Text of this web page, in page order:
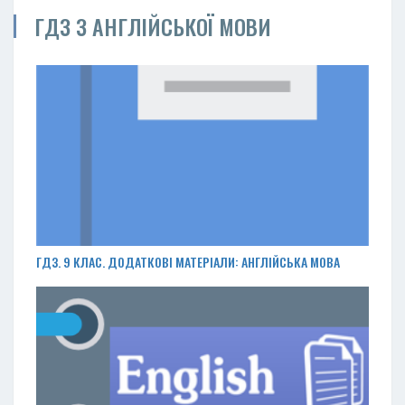
ГДЗ З АНГЛІЙСЬКОЇ МОВИ
ГДЗ. 9 КЛАС. ДОДАТКОВІ МАТЕРІАЛИ: АНГЛІЙСЬКА МОВА